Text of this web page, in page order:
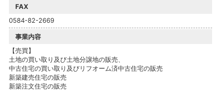
FAX
0584-82-2669
事業内容
【売買】
土地の買い取り及び土地分譲地の販売、
中古住宅の買い取り及びリフオーム済中古住宅の販売
新築建売住宅の販売
新築注文住宅の販売